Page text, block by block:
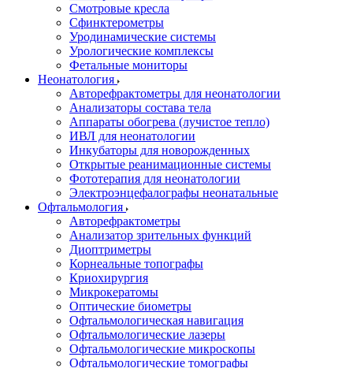
Смотровые кресла
Сфинктерометры
Уродинамические системы
Урологические комплексы
Фетальные мониторы
Неонатология
Авторефрактометры для неонатологии
Анализаторы состава тела
Аппараты обогрева (лучистое тепло)
ИВЛ для неонатологии
Инкубаторы для новорожденных
Открытые реанимационные системы
Фототерапия для неонатологии
Электроэнцефалографы неонатальные
Офтальмология
Авторефрактометры
Анализатор зрительных функций
Диоптриметры
Корнеальные топографы
Криохирургия
Микрокератомы
Оптические биометры
Офтальмологическая навигация
Офтальмологические лазеры
Офтальмологические микроскопы
Офтальмологические томографы